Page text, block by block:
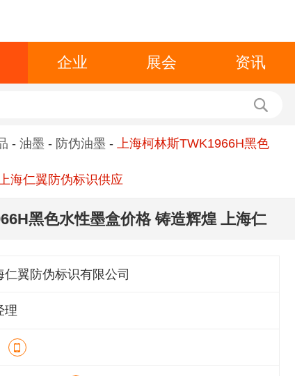
企业 展会 资讯
- 油墨 - 防伪油墨 - 上海柯林斯TWK1966H黑色
海仁翼防伪标识供应
黑色水性墨盒价格 铸造辉煌 上海仁
仁翼防伪标识有限公司
理